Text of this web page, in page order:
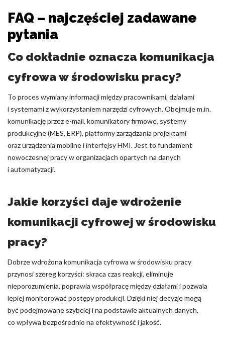
FAQ – najczęściej zadawane
pytania
Co dokładnie oznacza komunikacja
cyfrowa w środowisku pracy?
To proces wymiany informacji między pracownikami, działami
i systemami z wykorzystaniem narzędzi cyfrowych. Obejmuje m.in.
komunikację przez e-mail, komunikatory firmowe, systemy
produkcyjne (MES, ERP), platformy zarządzania projektami
oraz urządzenia mobilne i interfejsy HMI. Jest to fundament
nowoczesnej pracy w organizacjach opartych na danych
i automatyzacji.
Jakie korzyści daje wdrożenie
komunikacji cyfrowej w środowisku
pracy?
Dobrze wdrożona komunikacja cyfrowa w środowisku pracy
przynosi szereg korzyści: skraca czas reakcji, eliminuje
nieporozumienia, poprawia współpracę między działami i pozwala
lepiej monitorować postępy produkcji. Dzięki niej decyzje mogą
być podejmowane szybciej i na podstawie aktualnych danych,
co wpływa bezpośrednio na efektywność i jakość.